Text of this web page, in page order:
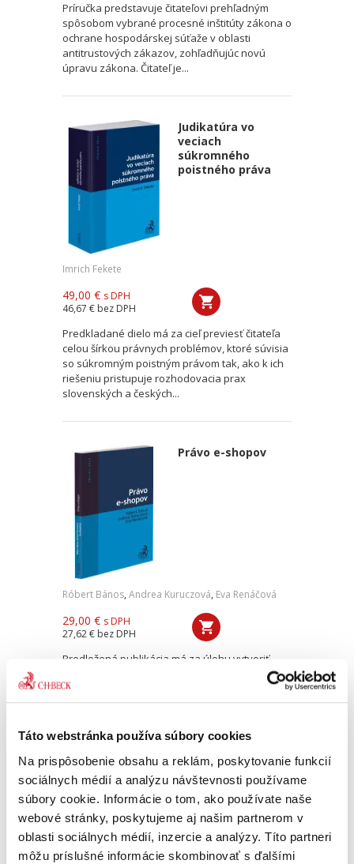
Táto webstránka používa súbory cookies
Na prispôsobenie obsahu a reklám, poskytovanie funkcií
sociálnych médií a analýzu návštevnosti používame
súbory cookie. Informácie o tom, ako používate naše
webové stránky, poskytujeme aj našim partnerom v
oblasti sociálnych médií, inzercie a analýzy. Títo partneri
môžu príslušné informácie skombinovať s ďalšími
Príručka predstavuje čitateľovi prehľadným
spôsobom vybrané procesné inštitúty zákona o
ochrane hospodárskej súťaže v oblasti
antitrustových zákazov, zohľadňujúc novú
úpravu zákona. Čitateľ je...
Judikatúra vo
veciach
súkromného
poistného práva
Imrich Fekete
49,00 € s DPH
46,67 € bez DPH
Predkladané dielo má za cieľ previesť čitateľa
celou šírkou právnych problémov, ktoré súvisia
so súkromným poistným právom tak, ako k ich
riešeniu pristupuje rozhodovacia prax
slovenských a českých...
Právo e-shopov
Róbert Bános, Andrea Kuruczová, Eva Renáčová
29,00 € s DPH
27,62 € bez DPH
Predložená publikácia má za úlohu vytvoriť
ucelený právny prehľad o fungovaní e-shopov
a odhaľuje čitateľovi základné právne princípy
obchodovania prostredníctvom e-shopu,
Odporovateľnosť
právnych úkonov v
konkurznom práve